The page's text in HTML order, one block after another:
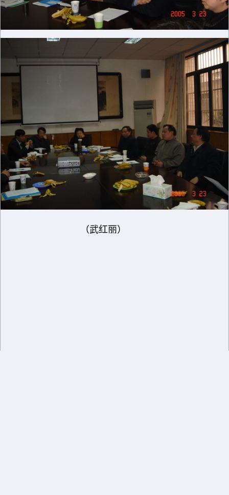
（武红丽）